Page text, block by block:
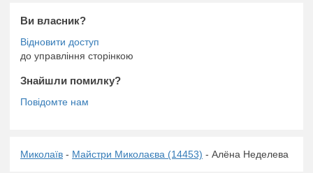
Ви власник?
до управління сторінкою
Знайшли помилку?
Миколаїв - Майстри Миколаєва (14453) - Алёна Неделева